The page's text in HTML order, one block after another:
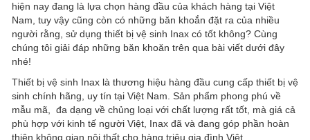
hiện nay đang là lựa chọn hàng đầu của khách hàng tại Việt
Nam, tuy vậy cũng còn có những băn khoắn đặt ra của nhiều
người rằng, sử dụng thiết bị vệ sinh Inax có tốt không? Cùng
chúng tôi giải đáp những băn khoăn trên qua bài viết dưới đây
nhé!
Thiết bị vệ sinh Inax là thương hiệu hàng đầu cung cấp thiết bị vệ
sinh chính hãng, uy tín tại Việt Nam. Sản phẩm phong phú về
mẫu mã, đa dạng về chủng loại với chất lượng rất tốt, mà giá cả
phù hợp với kinh tế người Việt, Inax đã và đang góp phần hoàn
thiện không gian nội thất cho hàng triệu gia đình Việt.